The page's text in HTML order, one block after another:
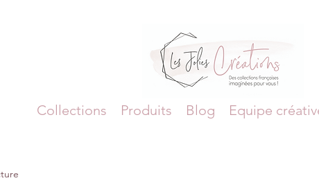
Collections Produits Blog Equipe